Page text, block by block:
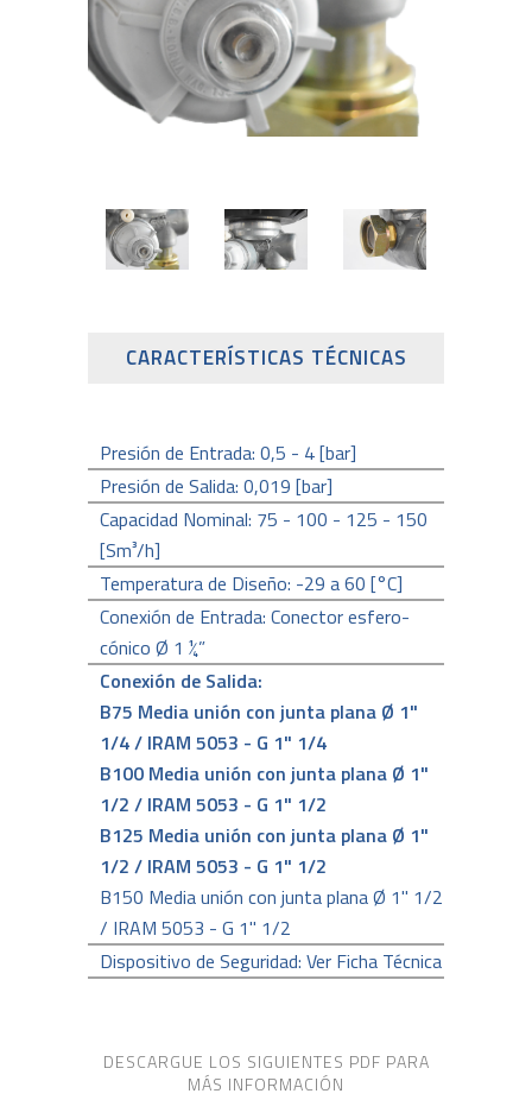
CARACTERÍSTICAS TÉCNICAS
Presión de Entrada: 0,5 - 4 [bar]
Presión de Salida: 0,019 [bar]
Capacidad Nominal: 75 - 100 - 125 - 150
[Sm³/h]
Temperatura de Diseño: -29 a 60 [°C]
Conexión de Entrada: Conector esfero-
cónico Ø 1 ¼”
Conexión de Salida:
B75 Media unión con junta plana Ø 1"
1/4 / IRAM 5053 - G 1" 1/4
B100 Media unión con junta plana Ø 1"
1/2 / IRAM 5053 - G 1" 1/2
B125 Media unión con junta plana Ø 1"
1/2 / IRAM 5053 - G 1" 1/2
B150 Media unión con junta plana Ø 1" 1/2
/ IRAM 5053 - G 1" 1/2
Dispositivo de Seguridad: Ver Ficha Técnica
DESCARGUE LOS SIGUIENTES PDF PARA
MÁS INFORMACIÓN